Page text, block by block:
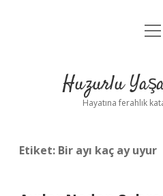
Yasal
Huzurlu
Hayatına ferahlık
Etiket: Bir ayı kaç ay uyur